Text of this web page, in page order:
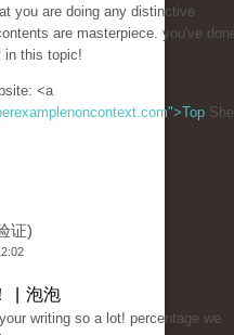
you are doing any distinctive
are masterpiece. you've
in this topic!
<a
证)
| 泡泡
writing so a lot! percentage we